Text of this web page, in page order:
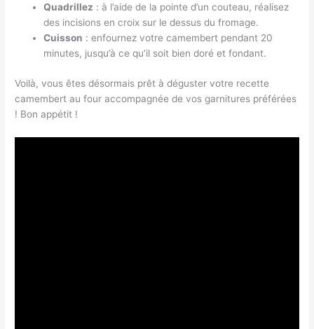
Quadrillez : à l’aide de la pointe d’un couteau, réalisez
des incisions en croix sur le dessus du fromage.
Cuisson : enfournez votre camembert pendant 20
minutes, jusqu’à ce qu’il soit bien doré et fondant.
Voilà, vous êtes désormais prêt à déguster votre recette
camembert au four accompagnée de vos garnitures préférées
! Bon appétit !